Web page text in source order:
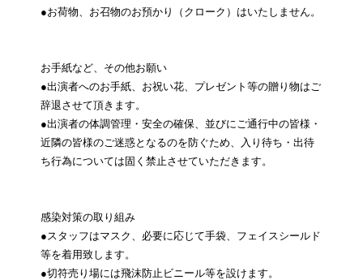
●お荷物、お召物のお預かり（クローク）はいたしません。
お手紙など、その他お願い
●出演者へのお手紙、お祝い花、プレゼント等の贈り物はご
辞退させて頂きます。
●出演者の体調管理・安全の確保、並びにご通行中の皆様・
近隣の皆様のご迷惑となるのを防ぐため、入り待ち・出待
ち行為については固く禁止させていただきます。
感染対策の取り組み
●スタッフはマスク、必要に応じて手袋、フェイスシールド
等を着用致します。
●切符売り場には飛沫防止ビニール等を設けます。